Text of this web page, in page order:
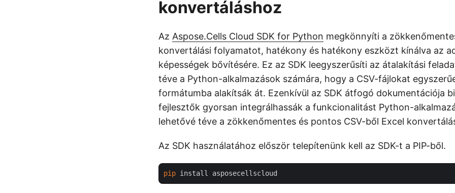
konvertáláshoz
Az Aspose.Cells Cloud SDK for Python megkönnyíti a
konvertálási folyamatot, hatékony és hatékony eszközt kínálva az
képességek bővítésére. Ez az SDK leegyszerűsíti az átalakítási
téve a Python-alkalmazások számára, hogy a CSV-fájlokat
formátumba alakítsák át. Ezenkívül az SDK átfogó dokumentációja
fejlesztők gyorsan integrálhassák a funkcionalitást Python-
lehetővé téve a zökkenőmentes és pontos CSV-ből Excel
Az SDK használatához először telepítenünk kell az SDK-t a PIP-ből.
pip